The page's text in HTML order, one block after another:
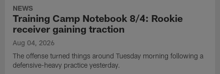
NEWS
Training Camp Notebook 8/4: Rookie
receiver gaining traction
Aug 04, 2026
The offense turned things around Tuesday morning following a
defensive-heavy practice yesterday.